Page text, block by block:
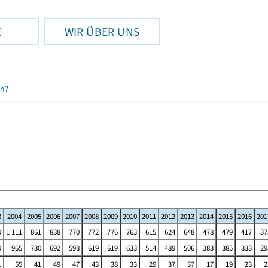
WIR ÜBER UNS
2004 2005 2006 2007 2008 2009 2010 2011 2012 2013 2014 2015 2016
1 111 861 838 770 772 776 763 615 624 648 478 479 417
965 730 692 598 619 619 633 514 489 506 383 385 333
55 41 49 47 43 38 33 29 37 37 17 19 23